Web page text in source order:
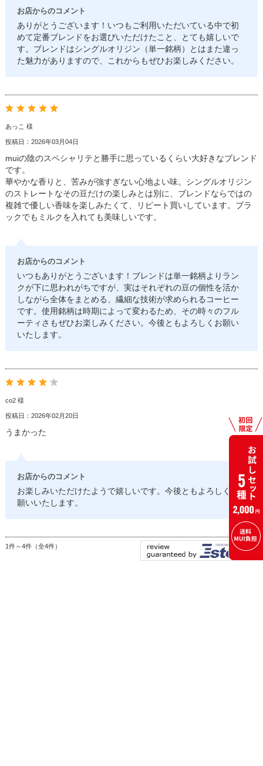
お店からのコメント
ありがとうございます！いつもご利用いただいている中で初
めて定番ブレンドをお選びいただけたこと、とても嬉しいで
す。ブレンドはシングルオリジン（単一銘柄）とはまた違っ
た魅力がありますので、これからもぜひお楽しみください。
あっこ 様
投稿日：2026年03月04日
muiの陰のスペシャリテと勝手に思っているくらい大好きなブレンド
です。
華やかな香りと、苦みが強すぎない心地よい味。シングルオリジン
のストレートなその豆だけの楽しみとは別に、ブレンドならではの
複雑で優しい香味を楽しみたくて、リピート買いしています。ブラ
ックでもミルクを入れても美味しいです。
お店からのコメント
いつもありがとうございます！ブレンドは単一銘柄よりラン
クが下に思われがちですが、実はそれぞれの豆の個性を活か
しながら全体をまとめる、繊細な技術が求められるコーヒー
です。使用銘柄は時期によって変わるため、その時々のフル
ーティさもぜひお楽しみください。今後ともよろしくお願い
いたします。
co2 様
投稿日：2026年02月20日
うまかった
お店からのコメント
お楽しみいただけたようで嬉しいです。今後ともよろしくお
願いいたします。
1件～4件（全4件）